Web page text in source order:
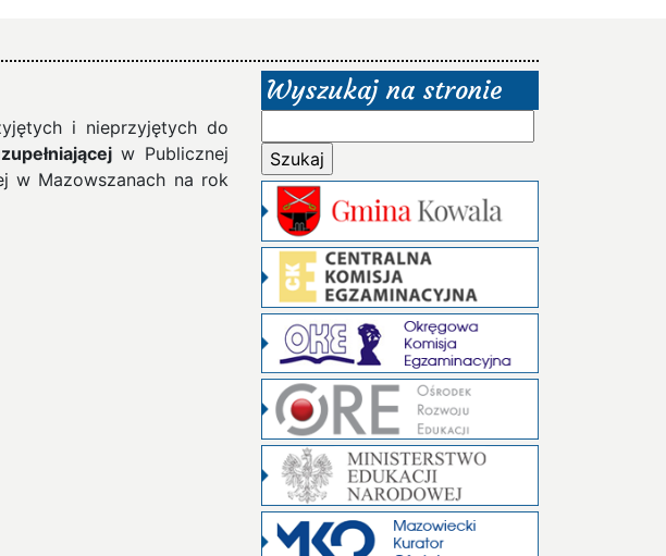
i nieprzyjętych do
w Publicznej
w Mazowszanach na rok
Wyszukaj na stronie